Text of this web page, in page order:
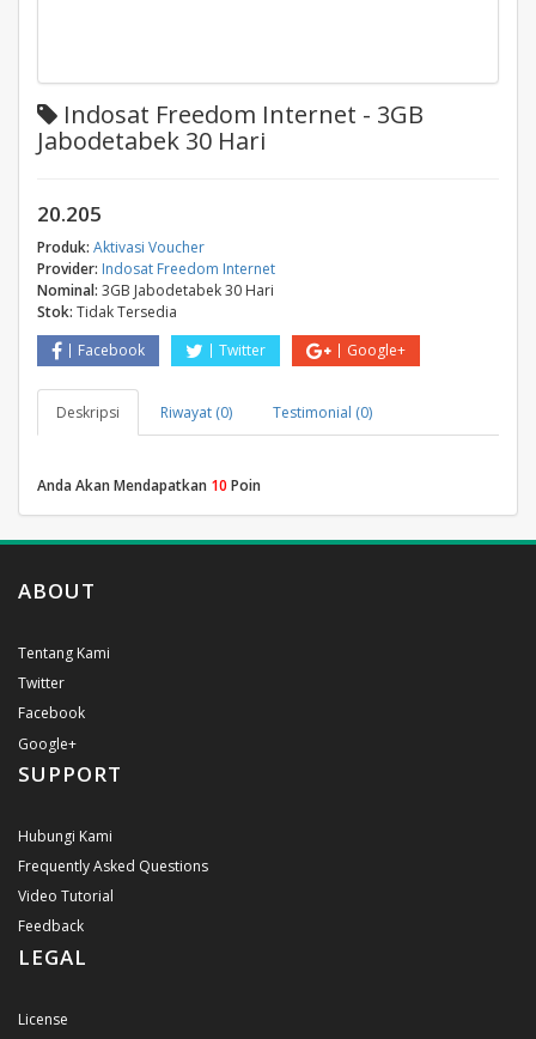
Indosat Freedom Internet - 3GB
Jabodetabek 30 Hari
20.205
Produk: Aktivasi Voucher
Provider: Indosat Freedom Internet
Nominal: 3GB Jabodetabek 30 Hari
Stok: Tidak Tersedia
Facebook
Twitter Google+
Deskripsi Riwayat (0) Testimonial (0)
Anda Akan Mendapatkan 10 Poin
ABOUT
Tentang Kami
Twitter
Facebook
Google+
SUPPORT
Hubungi Kami
Frequently Asked Questions
Video Tutorial
Feedback
LEGAL
License